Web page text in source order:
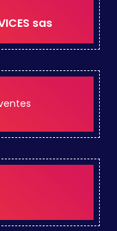
sas